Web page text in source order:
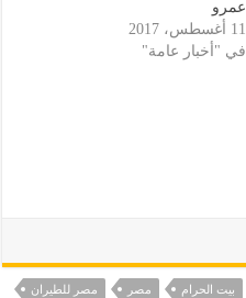
عمرو
11 أغسطس، 2017
في "أخبار عامة"
بيت الحرام مصر
مصر للطيران